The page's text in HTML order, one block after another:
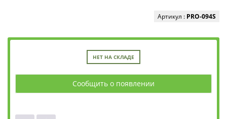
Артикул : PRO-094S
НЕТ НА СКЛАДЕ
Сообщить о появлении